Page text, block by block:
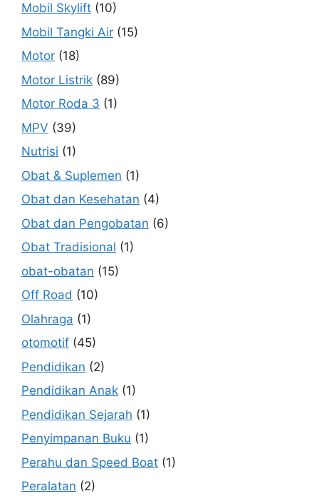
Mobil Skylift (10)
Mobil Tangki Air (15)
Motor (18)
Motor Listrik (89)
Motor Roda 3 (1)
MPV (39)
Nutrisi (1)
Obat & Suplemen (1)
Obat dan Kesehatan (4)
Obat dan Pengobatan (6)
Obat Tradisional (1)
obat-obatan (15)
Off Road (10)
Olahraga (1)
otomotif (45)
Pendidikan (2)
Pendidikan Anak (1)
Pendidikan Sejarah (1)
Penyimpanan Buku (1)
Perahu dan Speed Boat (1)
Peralatan (2)